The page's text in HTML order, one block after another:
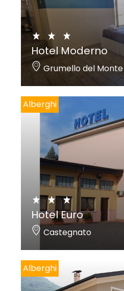
Hotel Moderno
Grumello del Monte
Alberghi
Hotel Euro
Castegnato
Alberghi